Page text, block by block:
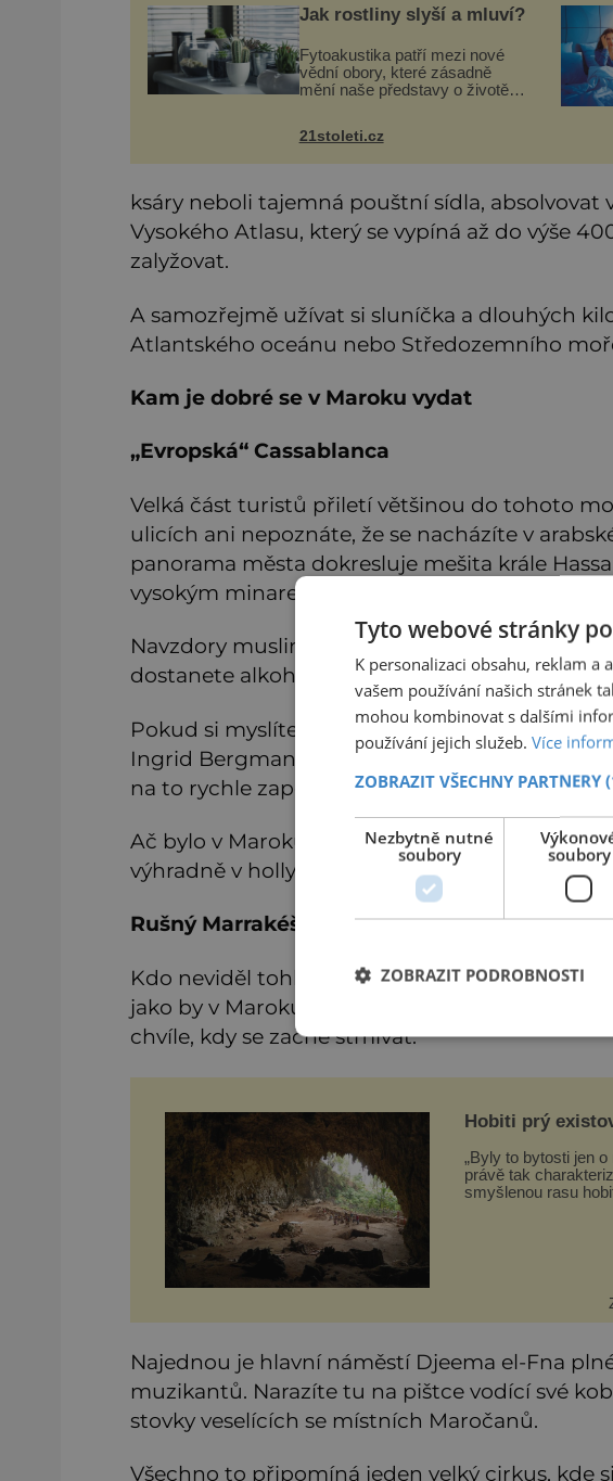
Jak rostliny slyší a mluví?
Fytoakustika patří mezi nové
vědní obory, které zásadně
mění naše představy o životě
považovány za tiché a pasivní
organismy, které pouze reaguj
21stoleti.cz
ksáry neboli tajemná pouštní sídla,
Vysokého Atlasu, který se vypíná až do výše
zalyžovat.
A samozřejmě užívat si sluníčka a dlouhých
Atlantského oceánu nebo Středozemního
Kam je dobré se v Maroku vydat
„Evropská“ Cassablanca
Velká část turistů přiletí většinou do tohoto
ulicích ani nepoznáte, že se nacházíte v
panorama města dokresluje mešita krále
vysokým minaretem.
Navzdory muslimskému náboženství, najdete v
dostanete alkoholické nápoje.
Pokud si myslíte, že se tady můžete vydat po
Ingrid Bergmanové z proslulého válečného
na to rychle zapomeňte.
Ač bylo v Maroku natočeno snad 50 známých
výhradně v hollywoodských studiích.
Rušný Marrakéš
Kdo neviděl tohle město se širokými bulváry,
jako by v Maroku nebyl. Přes den Marrakéš
chvíle, kdy se začne stmívat.
Hobiti prý
„Byly to bytosti jen
právě tak
smyšlenou rasu hobitů. Z půlčíků, jak jim říká,
Najednou je hlavní náměstí Djeema el-Fna
muzikantů. Narazíte tu na pištce vodící své
stovky veselících se místních Maročanů.
Všechno to připomíná jeden velký cirkus, kde
Tyto webové stránky
K personalizaci obsahu, reklam a
vašem používání našich stránek
mohou kombinovat s dalšími
používání jejich služeb. Více
ZOBRAZIT VŠECHNY PARTNERY
Nezbytně nutné
soubory
soubory
ZOBRAZIT PODROBNOSTI